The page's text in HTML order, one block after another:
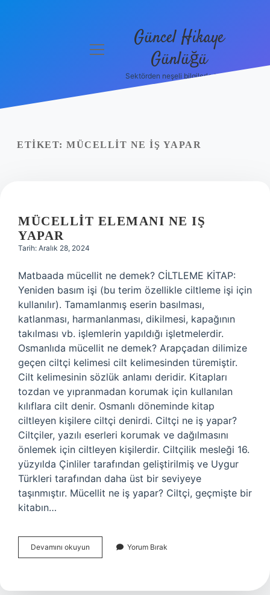
menüyü
Güncel Hikaye
Günlüğü
Sektörden neşeli bilgilerle tanış!
ETIKET: MÜCELLIT NE IŞ YAPAR
MÜCELLIT ELEMANI NE IŞ
YAPAR
Tarih: Aralık 28, 2024
Matbaada mücellit ne demek? CİLTLEME KİTAP:
Yeniden basım işi (bu terim özellikle ciltleme işi için
kullanılır). Tamamlanmış eserin basılması,
katlanması, harmanlanması, dikilmesi, kapağının
takılması vb. işlemlerin yapıldığı işletmelerdir.
Osmanlıda mücellit ne demek? Arapçadan dilimize
geçen ciltçi kelimesi cilt kelimesinden türemiştir.
Cilt kelimesinin sözlük anlamı deridir. Kitapları
tozdan ve yıpranmadan korumak için kullanılan
kılıflara cilt denir. Osmanlı döneminde kitap
ciltleyen kişilere ciltçi denirdi. Ciltçi ne iş yapar?
Ciltçiler, yazılı eserleri korumak ve dağılmasını
önlemek için ciltleyen kişilerdir. Ciltçilik mesleği 16.
yüzyılda Çinliler tarafından geliştirilmiş ve Uygur
Türkleri tarafından daha üst bir seviyeye
taşınmıştır. Mücellit ne iş yapar? Ciltçi, geçmişte bir
kitabın…
Devamını okuyun
Elemanı
Yapar
Yorum Bırak